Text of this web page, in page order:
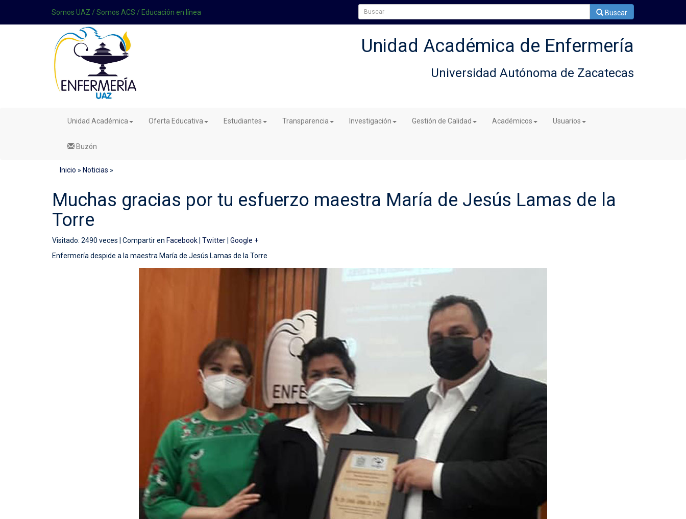
Somos UAZ / Somos ACS / Educación en línea Buscar
Unidad Académica de Enfermería
Universidad Autónoma de Zacatecas
Unidad Académica Oferta Educativa Estudiantes Transparencia Investigación Gestión de Calidad Académicos Usuarios
Buzón
Inicio » Noticias »
Muchas gracias por tu esfuerzo maestra María de Jesús Lamas de la
Torre
Visitado: 2490 veces | Compartir en Facebook Twitter Google +
Enfermería despide a la maestra María de Jesús Lamas de la Torre